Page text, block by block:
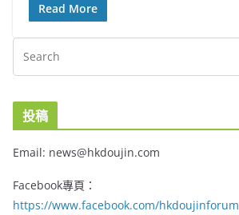
Read More
投稿
Email: news@hkdoujin.com
Facebook專頁：
https://www.facebook.com/hkdoujinforum